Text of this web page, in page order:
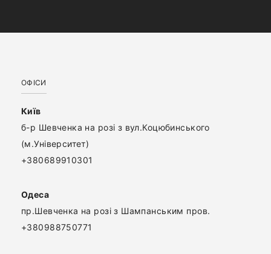
ОФІСИ
Київ
б-р Шевченка на розі з вул.Коцюбинського
(м.Університет)
+380689910301
Одеса
пр.Шевченка на розі з Шампанським пров.
+380988750771